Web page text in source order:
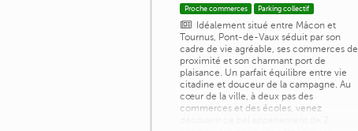
Proche commerces
Parking collectif
Idéalement situé entre Mâcon et
Tournus, Pont-de-Vaux séduit par son
cadre de vie agréable, ses commerces de
proximité et son charmant port de
plaisance. Un parfait équilibre entre vie
citadine et douceur de la campagne. Au
cœur de la ville, à deux pas des
commerces et des écoles, venez